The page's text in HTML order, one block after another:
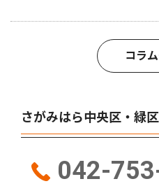
コラ
さがみはら中央区・緑
042-